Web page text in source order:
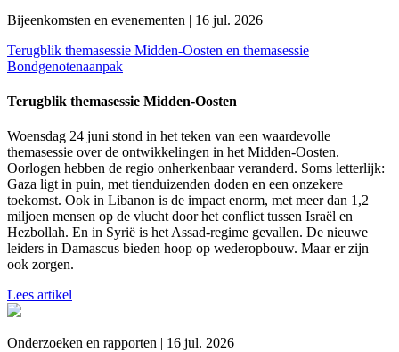
Bijeenkomsten en evenementen | 16 jul. 2026
Terugblik themasessie Midden-Oosten en themasessie
Bondgenotenaanpak
Terugblik themasessie Midden-Oosten
Woensdag 24 juni stond in het teken van een waardevolle
themasessie over de ontwikkelingen in het Midden-Oosten.
Oorlogen hebben de regio onherkenbaar veranderd. Soms letterlijk:
Gaza ligt in puin, met tienduizenden doden en een onzekere
toekomst. Ook in Libanon is de impact enorm, met meer dan 1,2
miljoen mensen op de vlucht door het conflict tussen Israël en
Hezbollah. En in Syrië is het Assad-regime gevallen. De nieuwe
leiders in Damascus bieden hoop op wederopbouw. Maar er zijn
ook zorgen.
Lees artikel
Onderzoeken en rapporten | 16 jul. 2026